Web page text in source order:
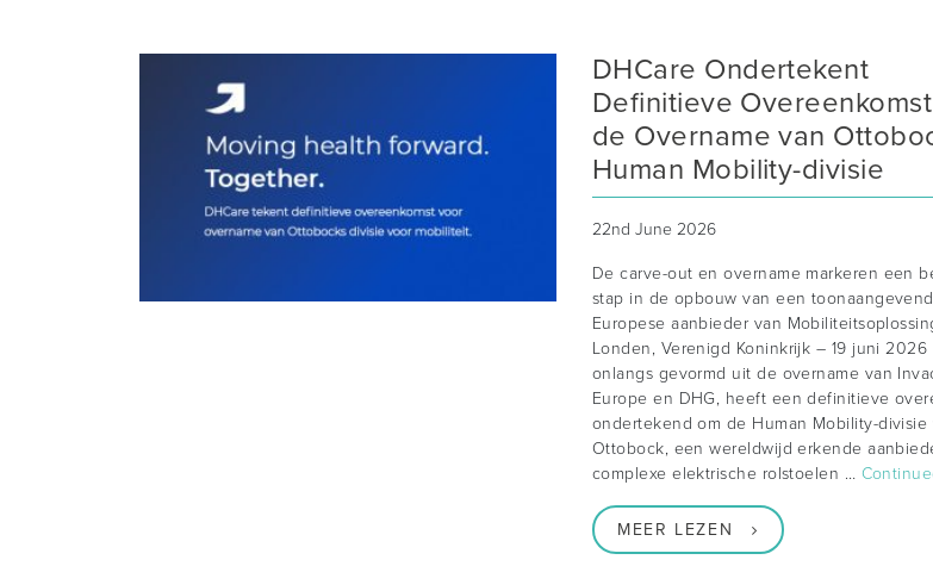
DHCare Ondertekent
Definitieve
de Overname van
Human Mobility-divisie
22nd June 2026
De carve-out en overname markeren een
stap in de opbouw van een
Europese aanbieder van
Londen, Verenigd Koninkrijk – 19 juni 2026
onlangs gevormd uit de overname van
Europe en DHG, heeft een definitieve
ondertekend om de Human Mobility-divisie
Ottobock, een wereldwijd erkende
complexe elektrische rolstoelen …
MEER LEZEN